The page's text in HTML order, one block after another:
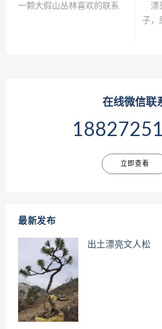
一颗大假山丛林喜欢的联系
漂
子，
在线微信联
立即查看
最新发布
出土漂亮文人松